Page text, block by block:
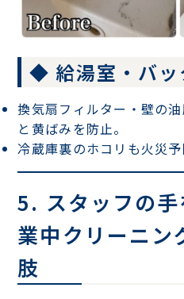
◆ 給湯室・バッ
換気扇フィルター・壁の
と黄ばみを防止。
冷蔵庫裏のホコリも火災
5. スタッフの
業中クリーニン
肢